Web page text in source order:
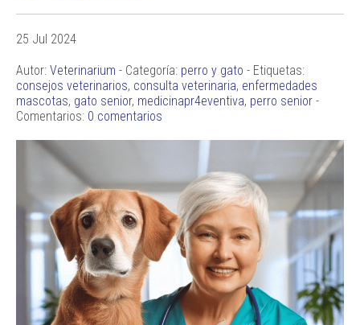
25 Jul 2024
Autor: Veterinarium - Categoría: perro y gato - Etiquetas:
consejos veterinarios, consulta veterinaria, enfermedades
mascotas, gato senior, medicinapr4eventiva, perro senior -
Comentarios: 0 comentarios